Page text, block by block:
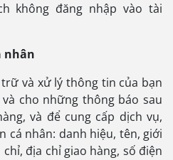
không đăng nhập vào tài
nhân
và xử lý thông tin của bạn
cho những thông báo sau
và để cung cấp dịch vụ,
cá nhân: danh hiệu, tên, giới
địa chỉ giao hàng, số điện